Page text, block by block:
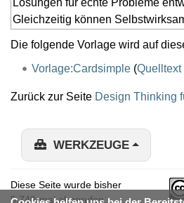
Die folgende Vorlage wird auf
Vorlage:Cardsimple(Quelltext
Zurück zur Seite Design Thinking
WERKZEUGE
Diese Seite wurde bisher
5.740-mal abgerufen.